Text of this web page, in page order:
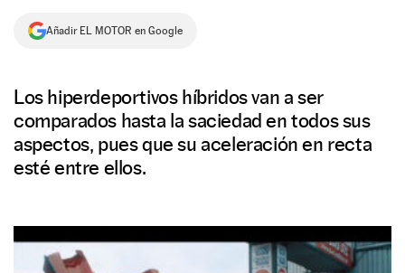
NEWSLETTER
Añadir EL MOTOR en Google
Los hiperdeportivos híbridos van a ser
comparados hasta la saciedad en todos sus
aspectos, pues que su aceleración en recta
esté entre ellos.